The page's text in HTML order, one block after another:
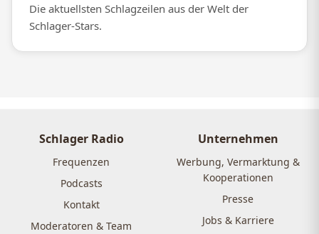
Die aktuellsten Schlagzeilen aus der Welt der
Schlager-Stars.
Schlager Radio
Frequenzen
Podcasts
Kontakt
Moderatoren & Team
Unternehmen
Werbung, Vermarktung &
Kooperationen
Presse
Jobs & Karriere